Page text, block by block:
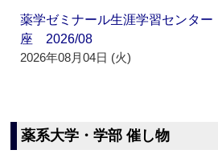
薬学ゼミナール生涯学習センタ
座 2026/08
2026年08月04日 (火)
薬系大学・学部 催し物